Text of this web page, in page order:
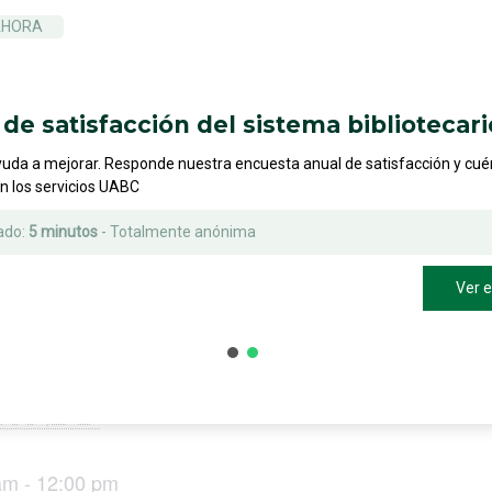
como fútbol, baloncesto o voleibol, con el objetivo
o teatro organizada por los estudiantes, con una
- 12:00 pm
de satisfacción del sistema
a mejorar. Responde nuestra encuesta anual de satisfacción y
los servicios UABC
5 minutos - Totalmente anónima
Ver